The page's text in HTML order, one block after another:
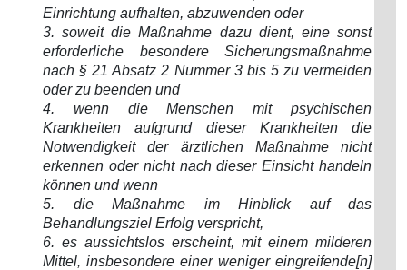
Einrichtung aufhalten, abzuwenden oder
3. soweit die Maßnahme dazu dient, eine sonst
erforderliche besondere Sicherungsmaßnahme
nach § 21 Absatz 2 Nummer 3 bis 5 zu vermeiden
oder zu beenden und
4. wenn die Menschen mit psychischen
Krankheiten aufgrund dieser Krankheiten die
Notwendigkeit der ärztlichen Maßnahme nicht
erkennen oder nicht nach dieser Einsicht handeln
können und wenn
5. die Maßnahme im Hinblick auf das
Behandlungsziel Erfolg verspricht,
6. es aussichtslos erscheint, mit einem milderen
Mittel, insbesondere einer weniger eingreifende[n]